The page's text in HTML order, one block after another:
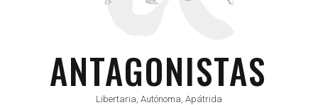
ANTAGONISTAS
Libertaria, Autónoma, Apátrida